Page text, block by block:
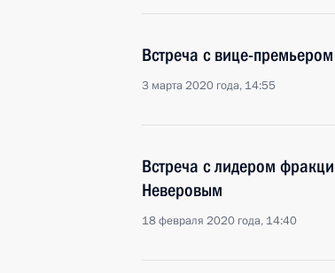
Встреча с вице-
3 марта 2020 года, 14:55
Встреча с лидером
Неверовым
18 февраля 2020 года, 14:40